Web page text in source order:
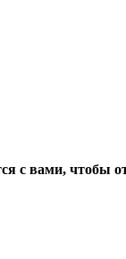
с вами, чтобы